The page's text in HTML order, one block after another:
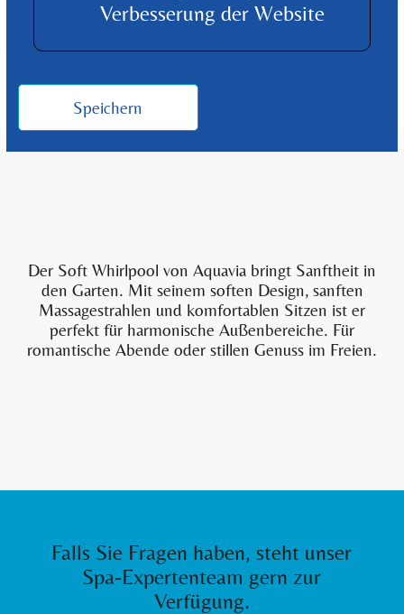
Verbesserung der Website
Speichern
Der Soft Whirlpool von Aquavia bringt Sanftheit in
den Garten. Mit seinem soften Design, sanften
Massagestrahlen und komfortablen Sitzen ist er
perfekt für harmonische Außenbereiche. Für
romantische Abende oder stillen Genuss im Freien.
Falls Sie Fragen haben, steht unser
Spa-Expertenteam gern zur
Verfügung.